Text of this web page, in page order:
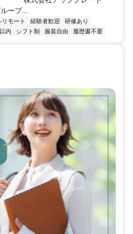
ープ...
リモート 経験者歓迎
研修あり
内 シフト制 服装自由 履歴書不要